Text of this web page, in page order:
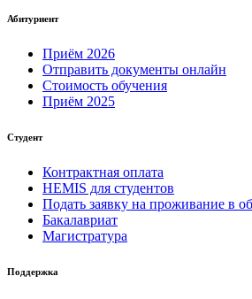
Абитуриент
Приём 2026
Отправить документы онлайн
Стоимость обучения
Приём 2025
Студент
Контрактная оплата
HEMIS для студентов
Подать заявку на проживание в
Бакалавриат
Магистратура
Поддержка